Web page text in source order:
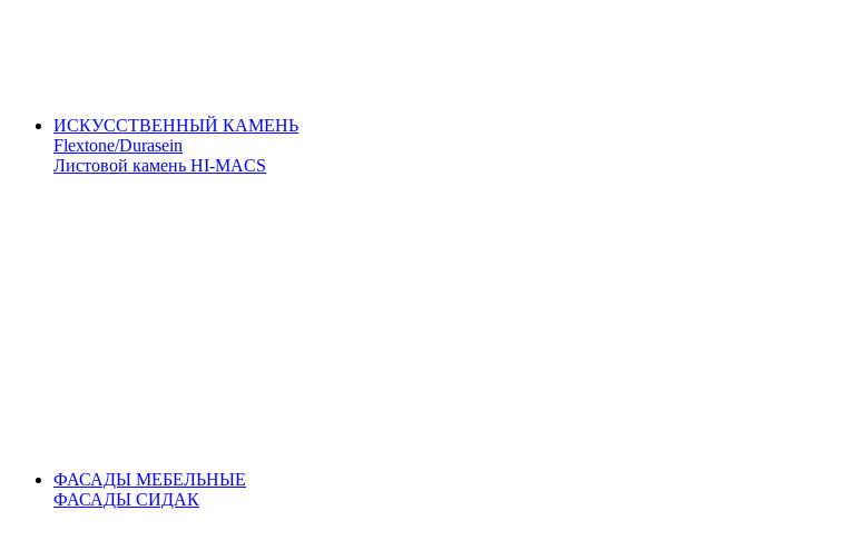
ИСКУССТВЕННЫЙ КАМЕНЬ
Flextone/Durasein
Листовой камень HI-MACS
ФАСАДЫ МЕБЕЛЬНЫЕ
ФАСАДЫ СИДАК